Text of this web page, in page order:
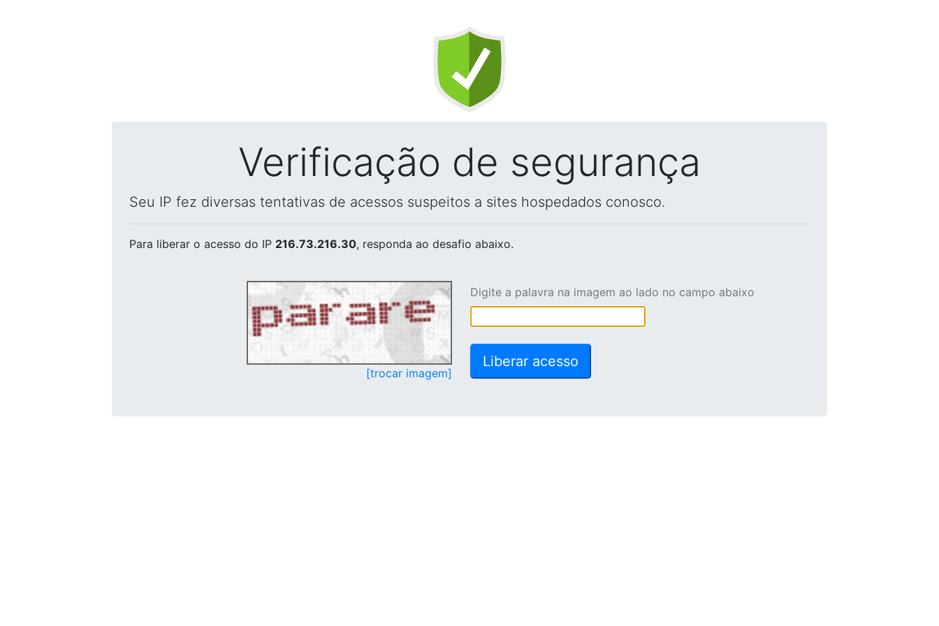
Verificação de segurança
Seu IP fez diversas tentativas de acessos suspeitos a sites hospedados conosco.
Para liberar o acesso do IP 216.73.216.30, responda ao desafio abaixo.
[trocar imagem]
Digite a palavra na imagem ao lado no campo abaixo